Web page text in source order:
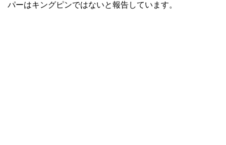
パーはキングピンではないと報告しています。